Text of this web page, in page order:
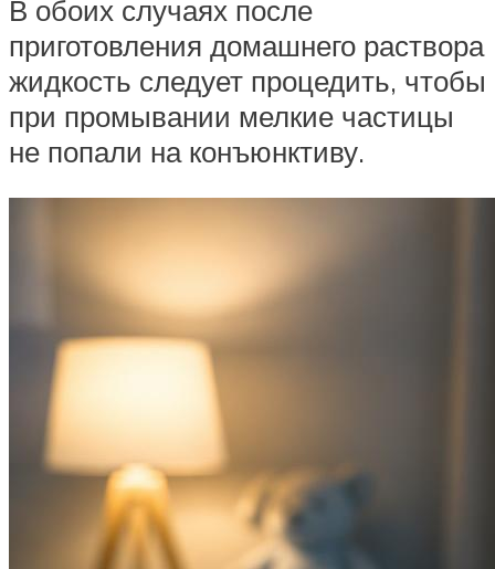
В обоих случаях после
приготовления домашнего раствора
жидкость следует процедить, чтобы
при промывании мелкие частицы
не попали на конъюнктиву.